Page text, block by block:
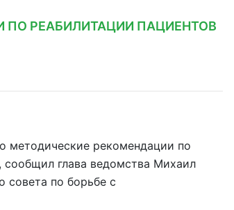
РЕАБИЛИТАЦИИ ПАЦИЕНТОВ
методические рекомендации по
сообщил глава ведомства Михаил
совета по борьбе с